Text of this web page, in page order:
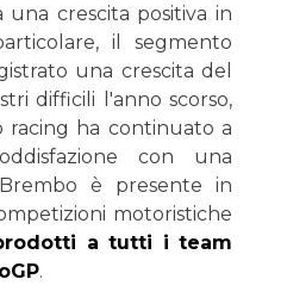
una crescita positiva in
il segmento
una crescita del
difficili l'anno scorso,
ha continuato a
con una
è presente in
motoristiche
a tutti i team
.